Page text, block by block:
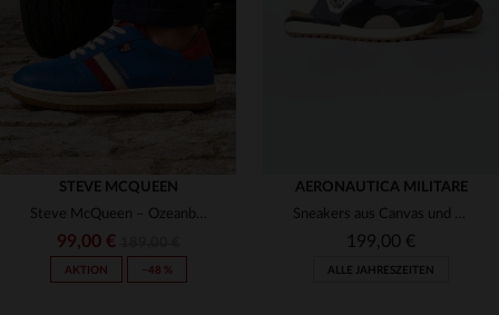
STEVE MCQUEEN
Steve McQueen – Ozeanblaue Leder-Sneaker
99,00 €
AKTION −48 %
AERONAUTICA MILITARE
Sneakers aus Canvas und Wildleder in Marineblau, Weiß und Ecru
199,00 €
ALLE JAHRESZEITEN